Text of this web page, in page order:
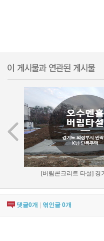
[버림콘크리트 타설] 경
댓글0개 엮인글 0개